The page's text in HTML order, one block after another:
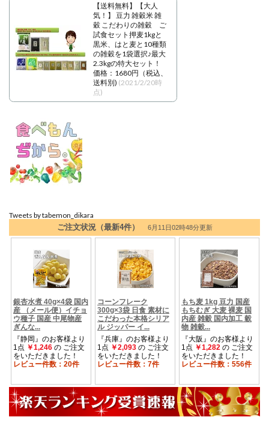
【送料無料】【大人
気！】 豆力 雑穀米 雑
穀 こだわりの雑穀 ご
試食セット押麦1kgと
黒米、はと麦と10種類
の雑穀を1袋選択♪最大
2.3kgの特大セット！
価格：1680円（税込、
送料別) (2021/2/20時
点)
Tweets by tabemon_dikara